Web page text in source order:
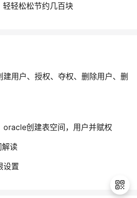
轻松松节约几百块
用户、授权、夺权、删除用户、删
创建表空间，用户并赋权
解读
设置